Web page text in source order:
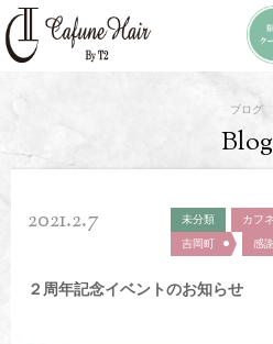
ブログ
Blog
2021.2.7 未分類 カフネ
吉岡町
感
２周年記念イベントのお知らせ